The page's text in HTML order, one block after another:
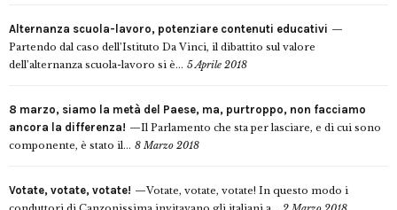
Alternanza scuola-lavoro, potenziare contenuti educativi
Partendo dal caso dell’Istituto Da Vinci, il dibattito sul valore
dell’alternanza scuola-lavoro si è... 5 Aprile 2018
8 marzo, siamo la metà del Paese, ma, purtroppo, non facciamo
ancora la differenza!
Il Parlamento che sta per lasciare, e di cui sono
componente, è stato il... 8 Marzo 2018
Votate, votate, votate!
Votate, votate, votate! In questo modo i